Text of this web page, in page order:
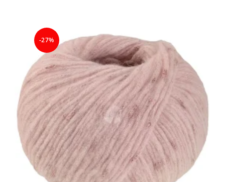
-27%